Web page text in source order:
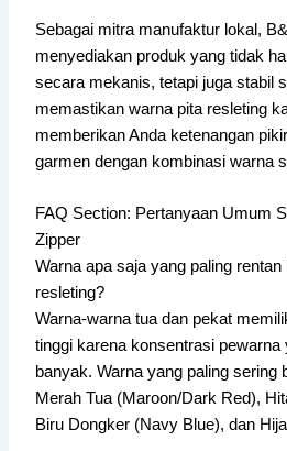
Sebagai mitra manufaktur lokal,
menyediakan produk yang tidak
secara mekanis, tetapi juga stabil
memastikan warna pita resleting
memberikan Anda ketenangan
garmen dengan kombinasi warna
FAQ Section: Pertanyaan Umum
Zipper
Warna apa saja yang paling
resleting?
Warna-warna tua dan pekat
tinggi karena konsentrasi pewarna
banyak. Warna yang paling sering
Merah Tua (Maroon/Dark Red),
Biru Dongker (Navy Blue), dan